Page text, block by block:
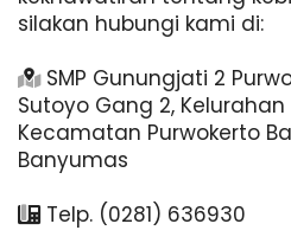
silakan hubungi kami di:
SMP Gunungjati 2
Sutoyo Gang 2,
Kecamatan Purwokerto
Banyumas
Telp. (0281) 636930